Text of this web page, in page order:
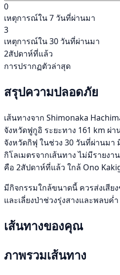
0
เหตุการณ์ใน 7 วันที่ผ่านมา
3
เหตุการณ์ใน 30 วันที่ผ่านมา
2สัปดาห์ที่แล้ว
การปรากฏตัวล่าสุด
สรุปความปลอดภัย
เส้นทางจาก Shimonaka
จังหวัดฟูกูอิ ระยะทาง 161 km ผ่
จังหวัดกิฟุ ในช่วง 30 วันที่ผ่านมา
กิโลเมตรจากเส้นทาง ไม่มีรายง
คือ 2สัปดาห์ที่แล้ว ใกล้ Ono
มีกิจกรรมใกล้ขนาดนี้ ควรส่งเสีย
และเลี่ยงป่าช่วงรุ่งสางและพลบค่ำ
เส้นทางของคุณ
ภาพรวมเส้นทาง